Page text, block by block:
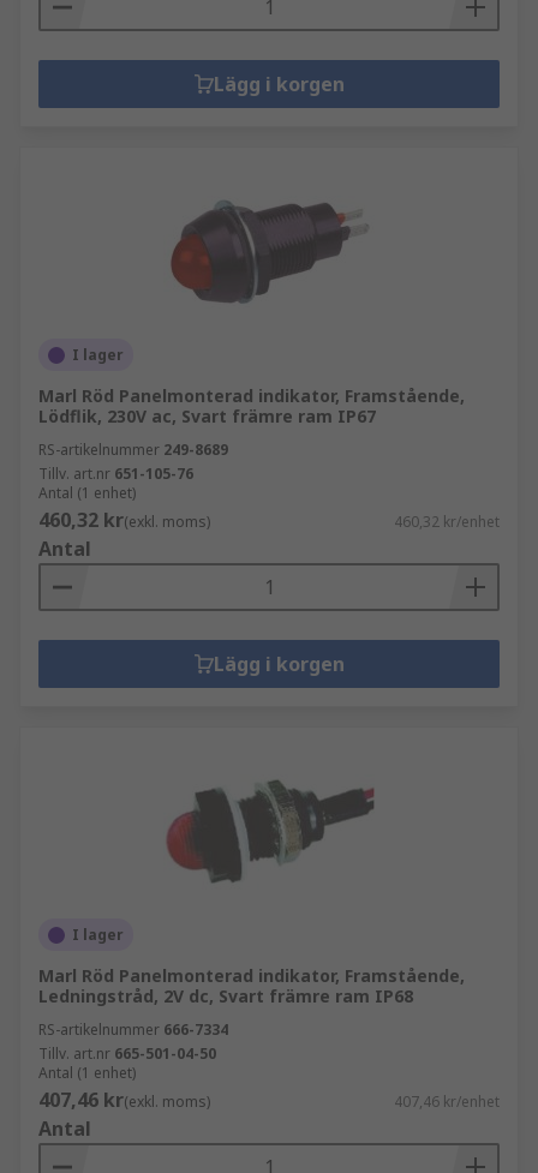
Lägg i korgen
I lager
Marl Röd Panelmonterad indikator, Framstående,
Lödflik, 230V ac, Svart främre ram IP67
RS-artikelnummer 249-8689
Tillv. art.nr 651-105-76
Antal (1 enhet)
460,32 kr(exkl. moms) 460,32 kr/enhet
Antal
Lägg i korgen
I lager
Marl Röd Panelmonterad indikator, Framstående,
Ledningstråd, 2V dc, Svart främre ram IP68
RS-artikelnummer 666-7334
Tillv. art.nr 665-501-04-50
Antal (1 enhet)
407,46 kr(exkl. moms) 407,46 kr/enhet
Antal